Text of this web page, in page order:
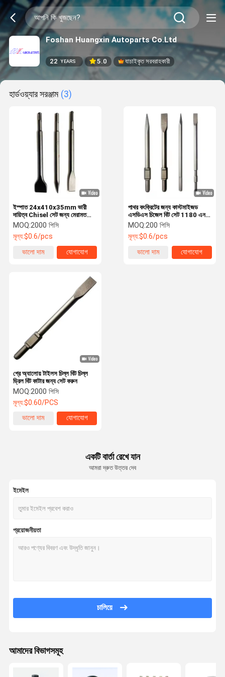
Foshan Huangxin Autoparts Co.Ltd
22 YEARS 5.0 যাচাইকৃত সরবরাহকারী
হার্ডওয়্যার সরঞ্জাম (3)
ইস্পাত 24x410x35mm ভারী
দায়িত্ব Chisel সেট জন্য মেরামত
পয়েন্ট Chisel ফ্ল্যাট Chisel
MOQ:2000 পিসি
মূল্য:$0.6/pcs
ভালো দাম
যোগাযোগ
পাথর কংক্রিটের জন্য কাস্টমাইজড
এসডিএস চিজেল বিট সেট 1180 এন /
এমএম 2 টান শক্তি
MOQ:200 পিসি
মূল্য:$0.6/pcs
ভালো দাম
যোগাযোগ
গ্রে অ্যালোয় টাইলস চিল্ল বিট চিল্ল
ড্রিল বিট কাটার জন্য সেট করুন
MOQ:2000 পিসি
মূল্য:$0.60/PCS
ভালো দাম
যোগাযোগ
একটি বার্তা রেখে যান
আমরা দ্রুত উত্তর দেব
ইমেইল
প্রয়োজনীয়তা
চালিয়ে
আমাদের বিভাগসমূহ